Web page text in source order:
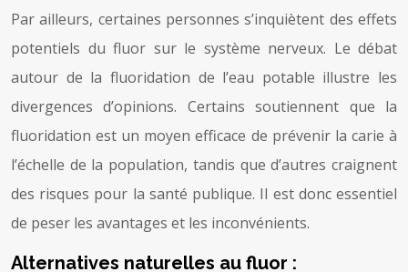
Par ailleurs, certaines personnes s’inquiètent des effets
potentiels du fluor sur le système nerveux. Le débat
autour de la fluoridation de l’eau potable illustre les
divergences d’opinions. Certains soutiennent que la
fluoridation est un moyen efficace de prévenir la carie à
l’échelle de la population, tandis que d’autres craignent
des risques pour la santé publique. Il est donc essentiel
de peser les avantages et les inconvénients.
Alternatives naturelles au fluor :